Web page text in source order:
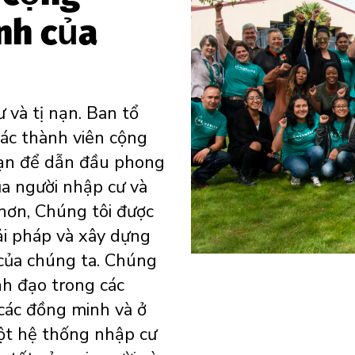
của
và tị nạn. Ban tổ
thành viên cộng
để dẫn đầu phong
người nhập cư và
, Chúng tôi được
pháp và xây dựng
chúng ta. Chúng
đạo trong các
đồng minh và ở
hệ thống nhập cư